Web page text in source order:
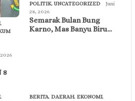
,
8
POLITIK, UNCATEGORIZED
Juni
28, 2026
Semarak Bulan Bung
Karno, Mas Banyu Biru…
,
BERITA, DAERAH, EKONOMI,